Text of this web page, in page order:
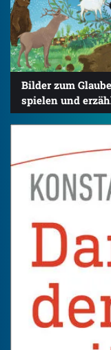
Bilder zum
spielen und